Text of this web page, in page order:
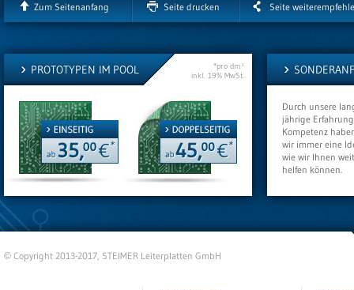
Zum Seitenanfang Seite drucken Seite
PROTOTYPEN IM POOL
*pro dm²
inkl. 19% MwSt.
Durch unsere
jährige
Kompetenz
wir immer eine
wie wir Ihnen
helfen können.
© Copyright 2013-2017, STEIMER Leiterplatten GmbH